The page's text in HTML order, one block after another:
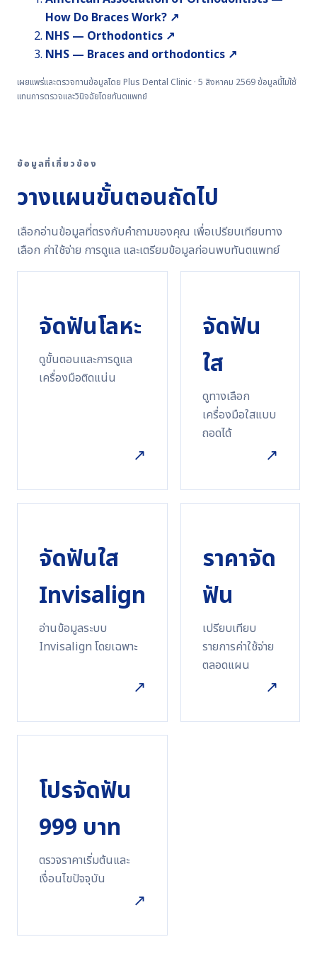
How Do Braces Work? ↗
NHS — Orthodontics ↗
NHS — Braces and orthodontics ↗
เผยแพร่และตรวจทานข้อมูลโดย Plus Dental Clinic · 5 สิงหาคม 2569 ข้อมูลนี้ไม่ใช้
แทนการตรวจและวินิจฉัยโดยทันตแพทย์
ข้อมูลที่เกี่ยวข้อง
วางแผนขั้นตอนถัดไป
เลือกอ่านข้อมูลที่ตรงกับคำถามของคุณ เพื่อเปรียบเทียบทาง
เลือก ค่าใช้จ่าย การดูแล และเตรียมข้อมูลก่อนพบทันตแพทย์
จัดฟันโลหะ
ดูขั้นตอนและการดูแล
เครื่องมือติดแน่น
↗
จัดฟัน
ใส
ดูทางเลือก
เครื่องมือใสแบบ
ถอดได้
↗
จัดฟันใส
Invisalign
อ่านข้อมูลระบบ
Invisalign โดยเฉพาะ
↗
ราคาจัด
ฟัน
เปรียบเทียบ
รายการค่าใช้จ่าย
ตลอดแผน
↗
โปรจัดฟัน
999 บาท
ตรวจราคาเริ่มต้นและ
เงื่อนไขปัจจุบัน
↗